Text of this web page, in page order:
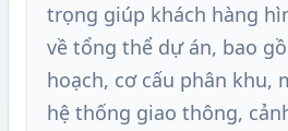
trọng giúp khách hàng
về tổng thể dự án, bao
hoạch, cơ cấu phân khu,
hệ thống giao thông,